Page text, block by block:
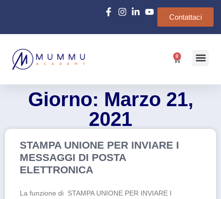
Contattaci
0
Giorno: Marzo 21,
2021
STAMPA UNIONE PER INVIARE I
MESSAGGI DI POSTA
ELETTRONICA
La funzione di STAMPA UNIONE PER INVIARE I